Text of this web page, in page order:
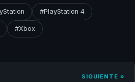
#PlayStation 4
#Xbox
SIGUIENTE »